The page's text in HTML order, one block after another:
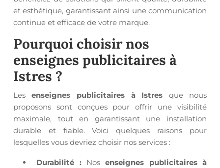
et esthétique, garantissant ainsi une communication
continue et efficace de votre marque.
Pourquoi choisir nos
enseignes publicitaires à
Istres ?
Lesenseignes publicitaires à Istres que nous
proposons sont conçues pour offrir une visibilité
maximale, tout en garantissant une installation
durable et fiable. Voici quelques raisons pour
lesquelles vous devriez choisir nos services :
Durabilité :Nosenseignes publicitaires à